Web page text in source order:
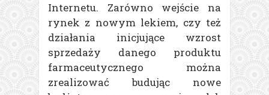
Internetu. Zarówno wejście na
rynek z nowym lekiem, czy też
działania inicjujące wzrost
sprzedaży danego produktu
farmaceutycznego można
zrealizować budując nowe